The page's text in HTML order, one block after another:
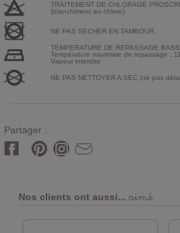
TRAITEMENT DE CHLORAGE
(blanchiment au chlore).
NE PAS SECHER EN TAMBOUR.
TEMPERATURE DE REPASSAGE
Température maximale de repassage :
Vapeur interdite
NE PAS NETTOYER A SEC (ne pas
Partager :
Nos clients ont aussi... aimé